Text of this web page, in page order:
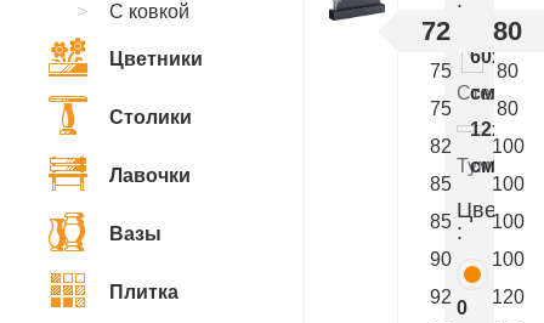
72 80
75
80
75
80
82
100
85
100
85
100
90
100
92
120
:
Стелла
см.
Тумба
см.
Цветник
:
0
С ковкой
Цветники
Столики
Лавочки
Вазы
Плитка